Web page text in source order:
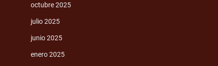
octubre 2025
julio 2025
junio 2025
enero 2025